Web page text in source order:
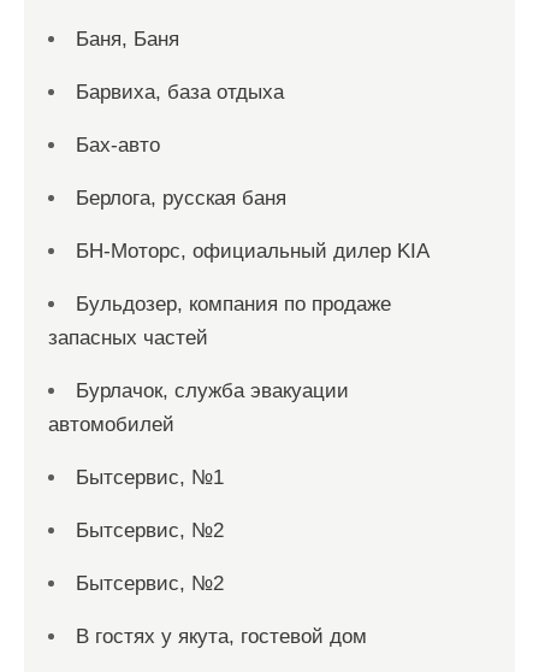
Баня, Баня
Барвиха, база отдыха
Бах-авто
Берлога, русская баня
БН-Моторс, официальный дилер KIA
Бульдозер, компания по продаже
запасных частей
Бурлачок, служба эвакуации
автомобилей
Бытсервис, №1
Бытсервис, №2
Бытсервис, №2
В гостях у якута, гостевой дом